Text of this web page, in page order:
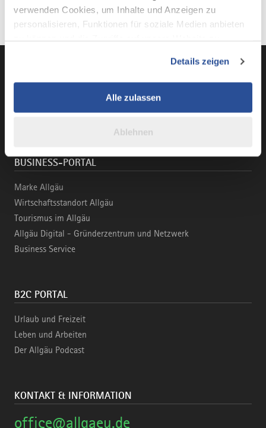
verwenden Cookies, um Inhalte und Anzeigen zu
personalisieren, Funktionen für soziale Medien anbieten
Verwendung unserer Website an unsere Partner für
soziale Medien, Werbung und Analysen weiter. Unsere
Partner führen diese Informationen möglicherweise mit
weiteren Daten zusammen, die Sie ihnen bereitgestellt
Details zeigen
Alle zulassen
Ablehnen
BUSINESS-PORTAL
Marke Allgäu
Wirtschaftsstandort Allgäu
Tourismus im Allgäu
Allgäu Digital - Gründerzentrum und Netzwerk
Business Service
B2C PORTAL
Urlaub und Freizeit
Leben und Arbeiten
Der Allgäu Podcast
KONTAKT & INFORMATION
office@allgaeu.de